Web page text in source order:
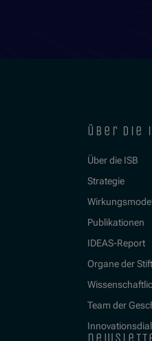
über die
Über die ISB
Strategie
Publikationen
IDEAS-Report
Organe der
Team der